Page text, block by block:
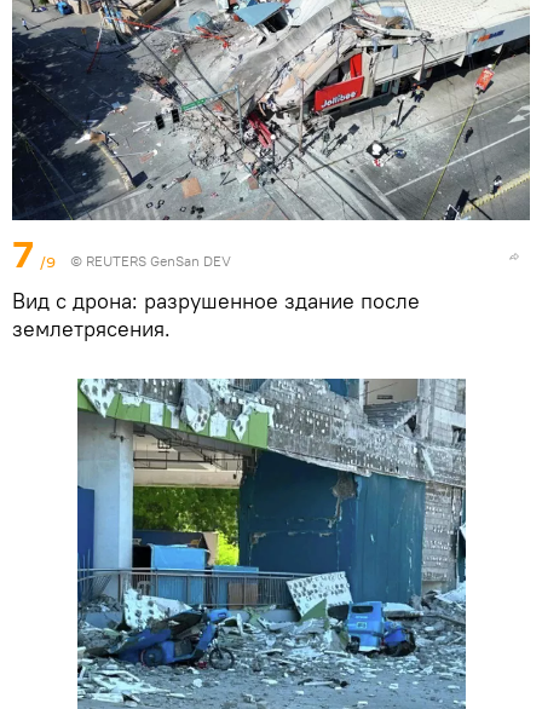
7 /9 © REUTERS GenSan DEV
Вид с дрона: разрушенное здание после
землетрясения.